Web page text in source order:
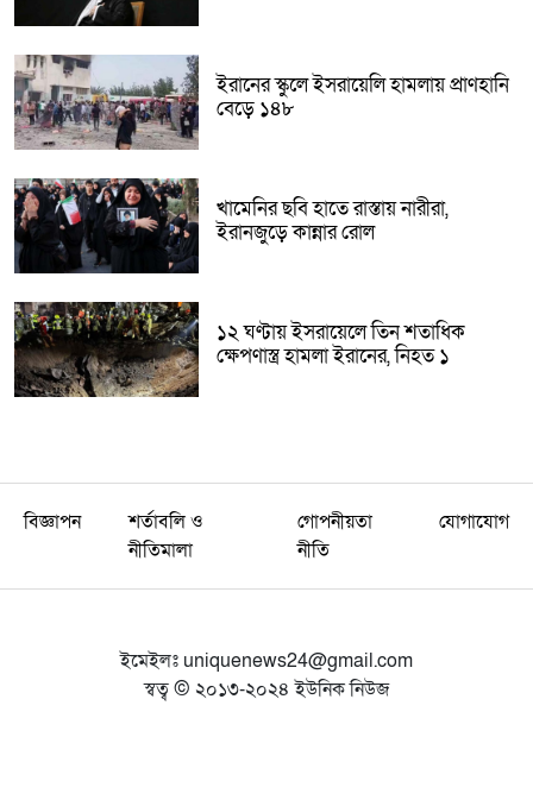
ইরানের স্কুলে ইসরায়েলি হামলায় প্রাণহানি
বেড়ে ১৪৮
খামেনির ছবি হাতে রাস্তায় নারীরা,
ইরানজুড়ে কান্নার রোল
১২ ঘণ্টায় ইসরায়েলে তিন শতাধিক
ক্ষেপণাস্ত্র হামলা ইরানের, নিহত ১
বিজ্ঞাপন
শর্তাবলি ও
নীতিমালা
গোপনীয়তা
নীতি
যোগাযোগ
ইমেইলঃ uniquenews24@gmail.com
স্বত্ব © ২০১৩-২০২৪ ইউনিক নিউজ